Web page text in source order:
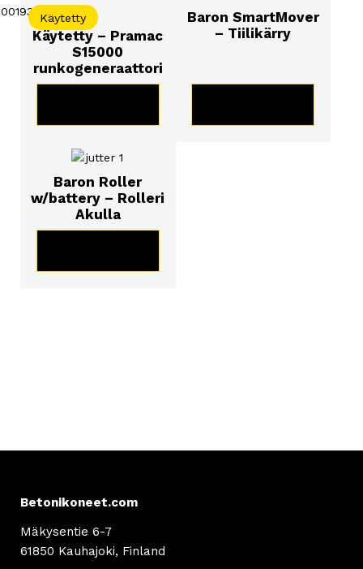
Käytetty
Käytetty – Pramac
S15000
runkogeneraattori
Baron SmartMover
– Tiilikärry
Baron Roller
w/battery – Rolleri
Akulla
Betonikoneet.com
Mäkysentie 6-7
61850 Kauhajoki, Finland